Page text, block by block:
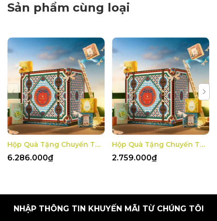
Sản phẩm cùng loại
Hộp Quà Tặng Chuyến Tàu Mùa Xuân 3
6.286.000₫
Hộp Quà Tặng Chuyến Tàu Mùa Xuân 2
2.759.000₫
NHẬP THÔNG TIN KHUYẾN MÃI TỪ CHÚNG TÔI